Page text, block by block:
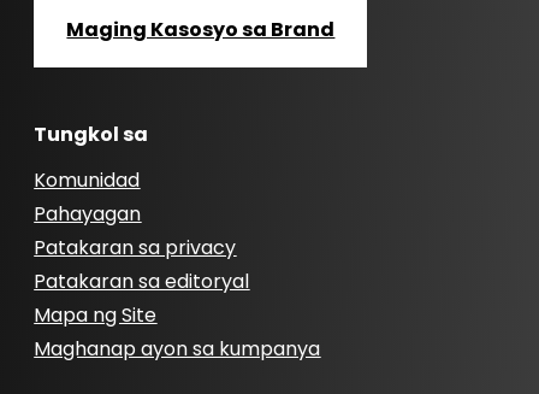
Maging Kasosyo sa Brand
Tungkol sa
Komunidad
Pahayagan
Patakaran sa privacy
Patakaran sa editoryal
Mapa ng Site
Maghanap ayon sa kumpanya